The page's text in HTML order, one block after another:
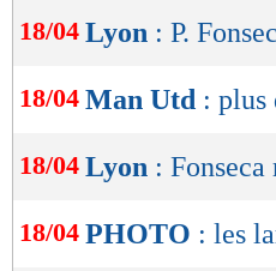
18/04 Lyon : P.
18/04 Man Utd : plus
18/04 Lyon :
18/04 PHOTO : les